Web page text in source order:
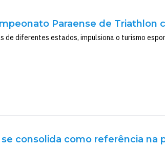
Paraense de Triathlon
de diferentes estados, impulsiona o turismo
consolida como referência na